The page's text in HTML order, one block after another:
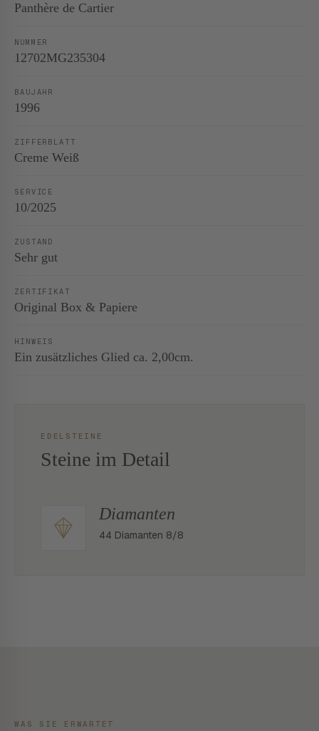
Panthère de Cartier
NUMMER
12702MG235304
BAUJAHR
1996
ZIFFERBLATT
Creme Weiß
SERVICE
10/2025
ZUSTAND
Sehr gut
ZERTIFIKAT
Original Box & Papiere
HINWEIS
Ein zusätzliches Glied ca. 2,00cm.
EDELSTEINE
Steine im Detail
Diamanten
44 Diamanten 8/8
WAS SIE ERWARTET